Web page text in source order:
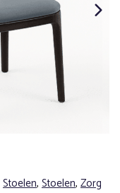
Stoelen, Stoelen, Zorg